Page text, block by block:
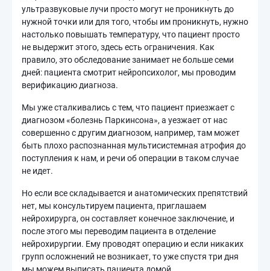
ультразвуковые лучи просто могут не проникнуть до
нужной точки или для того, чтобы им проникнуть, нужно
настолько повышать температуру, что пациент просто
не выдержит этого, здесь есть ограничения. Как
правило, это обследование занимает не больше семи
дней: пациента смотрит нейропсихолог, мы проводим
верификацию диагноза.
Мы уже сталкивались с тем, что пациент приезжает с
диагнозом «болезнь Паркинсона», а уезжает от нас
совершенно с другим диагнозом, например, там может
быть плохо распознанная мультисистемная атрофия до
поступления к нам, и речи об операции в таком случае
не идет.
Но если все складывается и анатомических препятствий
нет, мы консультируем пациента, приглашаем
нейрохирурга, он составляет конечное заключение, и
после этого мы переводим пациента в отделение
нейрохирургии. Ему проводят операцию и если никаких
групп осложнений не возникает, то уже спустя три дня